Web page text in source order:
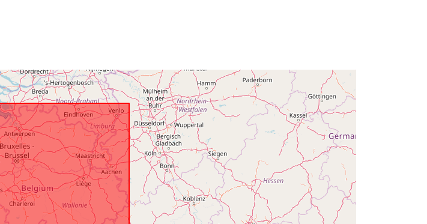
51.51 ], [ 6.41, 49.49 ], [ 2.54, 49.49 ],
[ 2.54, 51.51 ] ]
Tipo: Polygon
Identificadores: Q12741#ID
uriRef:
http://data.europa.eu/88u/dataset/q1
2741-id
Derechos de
acceso:
public